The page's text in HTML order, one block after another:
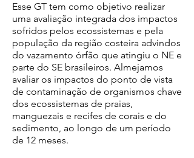
Esse GT tem como objetivo realizar
uma avaliação integrada dos impactos
sofridos pelos ecossistemas e pela
população da região costeira advindos
do vazamento órfão que atingiu o NE e
parte do SE brasileiros. Almejamos
avaliar os impactos do ponto de vista
de contaminação de organismos chave
dos ecossistemas de praias,
manguezais e recifes de corais e do
sedimento, ao longo de um período
de 12 meses.